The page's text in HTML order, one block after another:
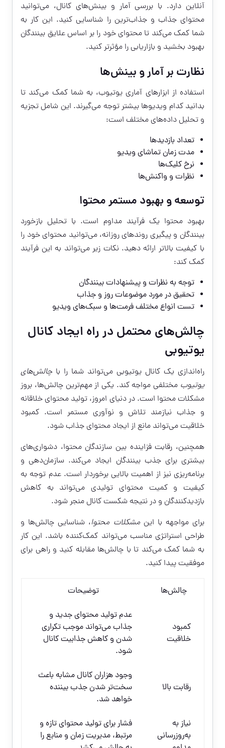
آنلاین دارد. با بررسی آمار و بینش‌های کانال، می‌توانید
محتوای جذاب و جذاب‌ترین را شناسایی کنید. این کار به
شما کمک می‌کند تا محتوای خود را بر اساس علایق بینندگان
بهبود بخشید و بازاریابی را مؤثرتر کنید.
نظارت بر آمار و بینش‌ها
استفاده از ابزارهای آماری یوتیوب، به شما کمک می‌کند تا
بدانید کدام ویدیوها بیشتر توجه می‌گیرند. این شامل تجزیه
و تحلیل داده‌های مختلف است:
تعداد بازدیدها
مدت زمان تماشای ویدیو
نرخ کلیک‌ها
نظرات و واکنش‌ها
توسعه و بهبود مستمر محتوا
بهبود محتوا یک فرآیند مداوم است. با تحلیل بازخورد
بینندگان و پیگیری روندهای روزانه، می‌توانید محتوای خود را
با کیفیت بالاتر ارائه دهید. نکات زیر می‌تواند به این فرآیند
کمک کند:
توجه به نظرات و پیشنهادات بینندگان
تحقیق در مورد موضوعات روز و جذاب
تست انواع مختلف فرمت‌ها و سبک‌های ویدیو
چالش‌های محتمل در راه ایجاد کانال
یوتیوبی
راه‌اندازی یک کانال یوتیوبی می‌تواند شما را با چالش‌های
یوتیوب مختلفی مواجه کند. یکی از مهم‌ترین چالش‌ها، بروز
مشکلات محتوا است. در دنیای امروز، تولید محتوای خلاقانه
و جذاب نیازمند تلاش و نوآوری مستمر است. کمبود
خلاقیت می‌تواند مانع از ایجاد محتوای جذاب شود.
همچنین، رقابت فزاینده بین سازندگان محتوا، دشواری‌های
بیشتری برای جذب بینندگان ایجاد می‌کند. سازمان‌دهی و
برنامه‌ریزی نیز از اهمیت بالایی برخوردار است. عدم توجه به
کیفیت و کمیت محتوای تولیدی می‌تواند به کاهش
بازدیدکنندگان و در نتیجه شکست کانال منجر شود.
برای مواجهه با اینمشکلات محتوا، شناسایی چالش‌ها و
طراحی استراتژی مناسب می‌تواند کمک‌کننده باشد. این کار
به شما کمک می‌کند تا با چالش‌ها مقابله کنید و راهی برای
موفقیت پیدا کنید.
چالش‌ها توضیحات
کمبود
خلاقیت
عدم تولید محتوای جدید و
جذاب می‌تواند موجب تکراری
شدن و کاهش جذابیت کانال
شود.
رقابت بالا
وجود هزاران کانال مشابه باعث
سخت‌تر شدن جذب بیننده
خواهد شد.
نیاز به
به‌روزرسانی
فشار برای تولید محتوای تازه و
مرتبط، مدیریت زمان و منابع را